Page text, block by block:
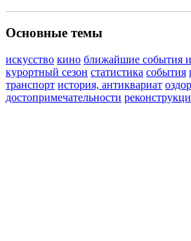
Основные темы
искусство кино ближайшие события
курортный сезон статистика события
транспорт история, антиквариат
достопримечательности